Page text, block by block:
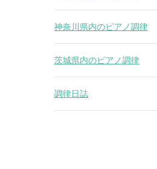
神奈川県内のピアノ調律
茨城県内のピアノ調律
調律日誌